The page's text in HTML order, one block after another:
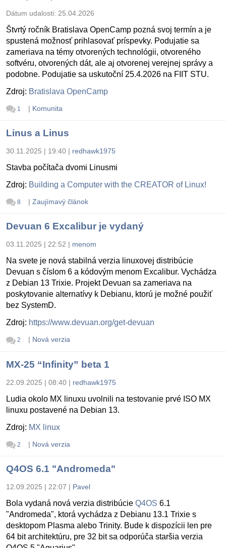
Dátum udalosti: 25.04.2026
Štvrtý ročník Bratislava OpenCamp pozná svoj termín a je
spustená možnosť prihlasovať príspevky. Podujatie sa
zameriava na témy otvorených technológii, otvoreného
softvéru, otvorených dát, ale aj otvorenej verejnej správy a
podobne. Podujatie sa uskutoční 25.4.2026 na FIIT STU.
Zdroj: Bratislava OpenCamp
1 | Komunita
Linus a Linus
30.11.2025 | 19:40 | redhawk1975
Stavba počítača dvomi Linusmi
Zdroj: Building a Computer with the CREATOR of Linux!
8 | Zaujímavý článok
Devuan 6 Excalibur je vydaný
03.11.2025 | 22:52 | menom
Na svete je nová stabilná verzia linuxovej distribúcie
Devuan s číslom 6 a kódovým menom Excalibur. Vychádza
z Debian 13 Trixie. Projekt Devuan sa zameriava na
poskytovanie alternatívy k Debianu, ktorú je možné použiť
bez SystemD.
Zdroj: https://www.devuan.org/get-devuan
2 | Nová verzia
MX-25 “Infinity” beta 1
22.09.2025 | 08:40 | redhawk1975
Ludia okolo MX linuxu uvolnili na testovanie prvé ISO MX
linuxu postavené na Debian 13.
Zdroj: MX linux
2 | Nová verzia
Q4OS 6.1 "Andromeda"
12.09.2025 | 22:07 | Pavel
Bola vydaná nová verzia distribúcie Q4OS 6.1
"Andromeda", ktorá vychádza z Debianu 13.1 Trixie s
desktopom Plasma alebo Trinity. Bude k dispozícii len pre
64 bit architektúru, pre 32 bit sa odporúča staršia verzia